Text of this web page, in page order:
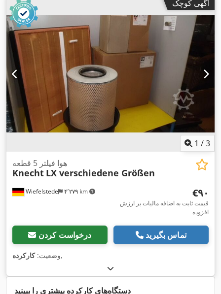
آگهی کوچک
1 /3
Wiefelstede ۴٬۲۷۹ km
هوا فیلتر 5 قطعه
Knecht LX verschiedene Größen
‎€۹۰
قیمت ثابت به اضافه مالیات بر ارزش
افزوده
درخواست کردن تماس بگیرید
وضعیت:کارکرده ,
دستگاه‌های کارکرده بیشتری را ببینید